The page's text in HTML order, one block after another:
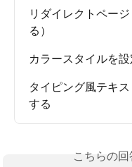
リダイレクトペー
る）
カラースタイルを
タイピング風テキ
する
こちらの